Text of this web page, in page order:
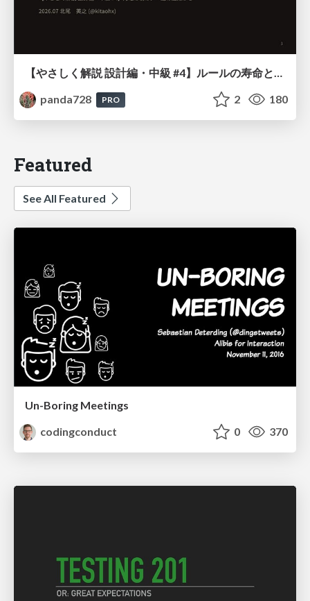
【やさしく解説 設計編・中級 #4】ルールの寿命と、システムの年輪
panda728
PRO 2 180
Featured
See All Featured
Un-Boring Meetings
codingconduct
0 370